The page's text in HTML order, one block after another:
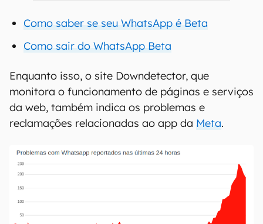
Como saber se seu WhatsApp é Beta
Como sair do WhatsApp Beta
Enquanto isso, o site Downdetector, que
monitora o funcionamento de páginas e serviços
da web, também indica os problemas e
reclamações relacionadas ao app da Meta.